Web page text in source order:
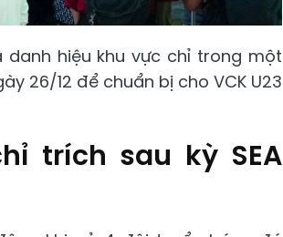
hiệu khu vực chỉ trong một
26/12 để chuẩn bị cho VCK U23
trích sau kỳ SEA